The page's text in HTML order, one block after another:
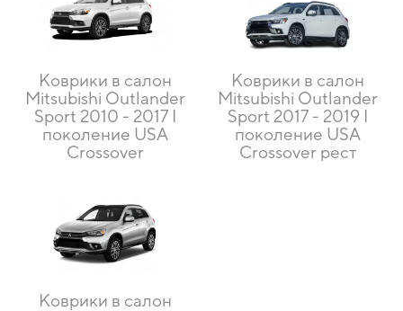
Коврики в салон
Mitsubishi Outlander
Sport 2010 - 2017 I
поколение USA
Crossover
Коврики в салон
Mitsubishi Outlander
Sport 2017 - 2019 I
поколение USA
Crossover рест
Коврики в салон